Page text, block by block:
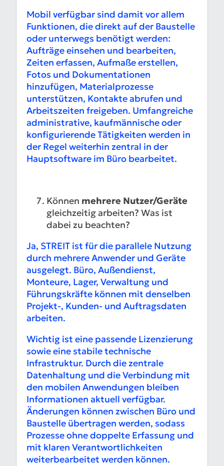
Mobil verfügbar sind damit vor allem
Funktionen, die direkt auf der Baustelle
oder unterwegs benötigt werden:
Aufträge einsehen und bearbeiten,
Zeiten erfassen, Aufmaße erstellen,
Fotos und Dokumentationen
hinzufügen, Materialprozesse
unterstützen, Kontakte abrufen und
Arbeitszeiten freigeben. Umfangreiche
administrative, kaufmännische oder
konfigurierende Tätigkeiten werden in
der Regel weiterhin zentral in der
Hauptsoftware im Büro bearbeitet.
Können mehrere Nutzer/Geräte
gleichzeitig arbeiten? Was ist
dabei zu beachten?
Ja, STREIT ist für die parallele Nutzung
durch mehrere Anwender und Geräte
ausgelegt. Büro, Außendienst,
Monteure, Lager, Verwaltung und
Führungskräfte können mit denselben
Projekt-, Kunden- und Auftragsdaten
arbeiten.
Wichtig ist eine passende Lizenzierung
sowie eine stabile technische
Infrastruktur. Durch die zentrale
Datenhaltung und die Verbindung mit
den mobilen Anwendungen bleiben
Informationen aktuell verfügbar.
Änderungen können zwischen Büro und
Baustelle übertragen werden, sodass
Prozesse ohne doppelte Erfassung und
mit klaren Verantwortlichkeiten
weiterbearbeitet werden können.